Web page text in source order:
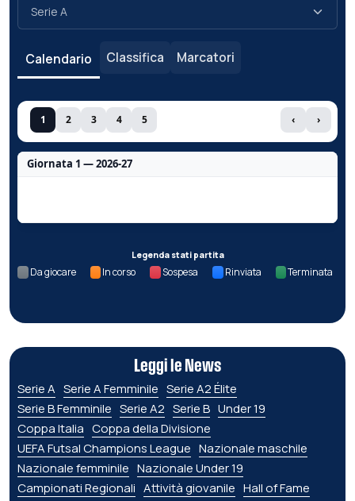
Calendario Classifica Marcatori
1 2 3 4 5 ‹ ›
Giornata 1 — 2026-27
Legenda stati partita
Da giocare In corso Sospesa Rinviata Terminata
Leggi le News
Serie A Serie A Femminile Serie A2 Élite
Serie B Femminile Serie A2 Serie B Under 19
Coppa Italia Coppa della Divisione
UEFA Futsal Champions League Nazionale maschile
Nazionale femminile Nazionale Under 19
Campionati Regionali Attività giovanile Hall of Fame